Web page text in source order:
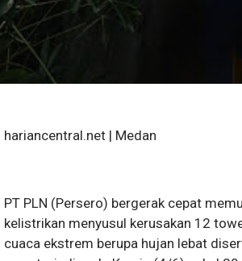
hariancentral.net | Medan
PT PLN (Persero) bergerak cepat
kelistrikan menyusul kerusakan 12
cuaca ekstrem berupa hujan lebat